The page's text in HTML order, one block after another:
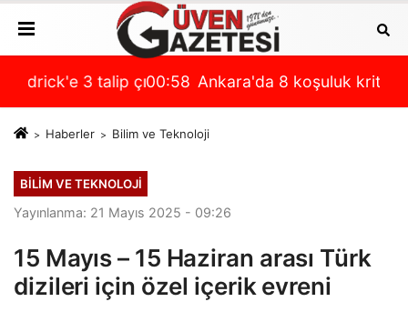
durum
çıktı!
00:58 Ankara'da 8 koşuluk kritik program! İşte
Haberler Bilim ve Teknoloji
BILIM VE TEKNOLOJI
Yayınlanma: 21 Mayıs 2025 - 09:26
15 Mayıs – 15 Haziran arası Türk
dizileri için özel içerik evreni